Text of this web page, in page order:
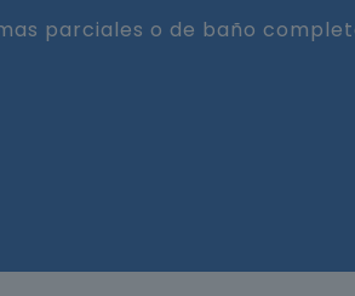
parciales o de baño